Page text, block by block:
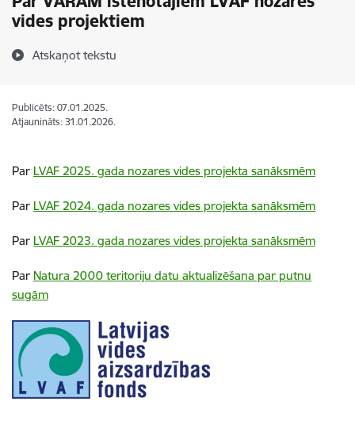
vides projektiem
Atskaņot tekstu
Publicēts: 07.01.2025.
Atjaunināts: 31.01.2026.
Par LVAF 2025. gada nozares vides projekta sanāksmēm
Par LVAF 2024. gada nozares vides projekta sanāksmēm
Par LVAF 2023. gada nozares vides projekta sanāksmēm
Par Natura 2000 teritoriju datu aktualizēšana par putnu
sugām